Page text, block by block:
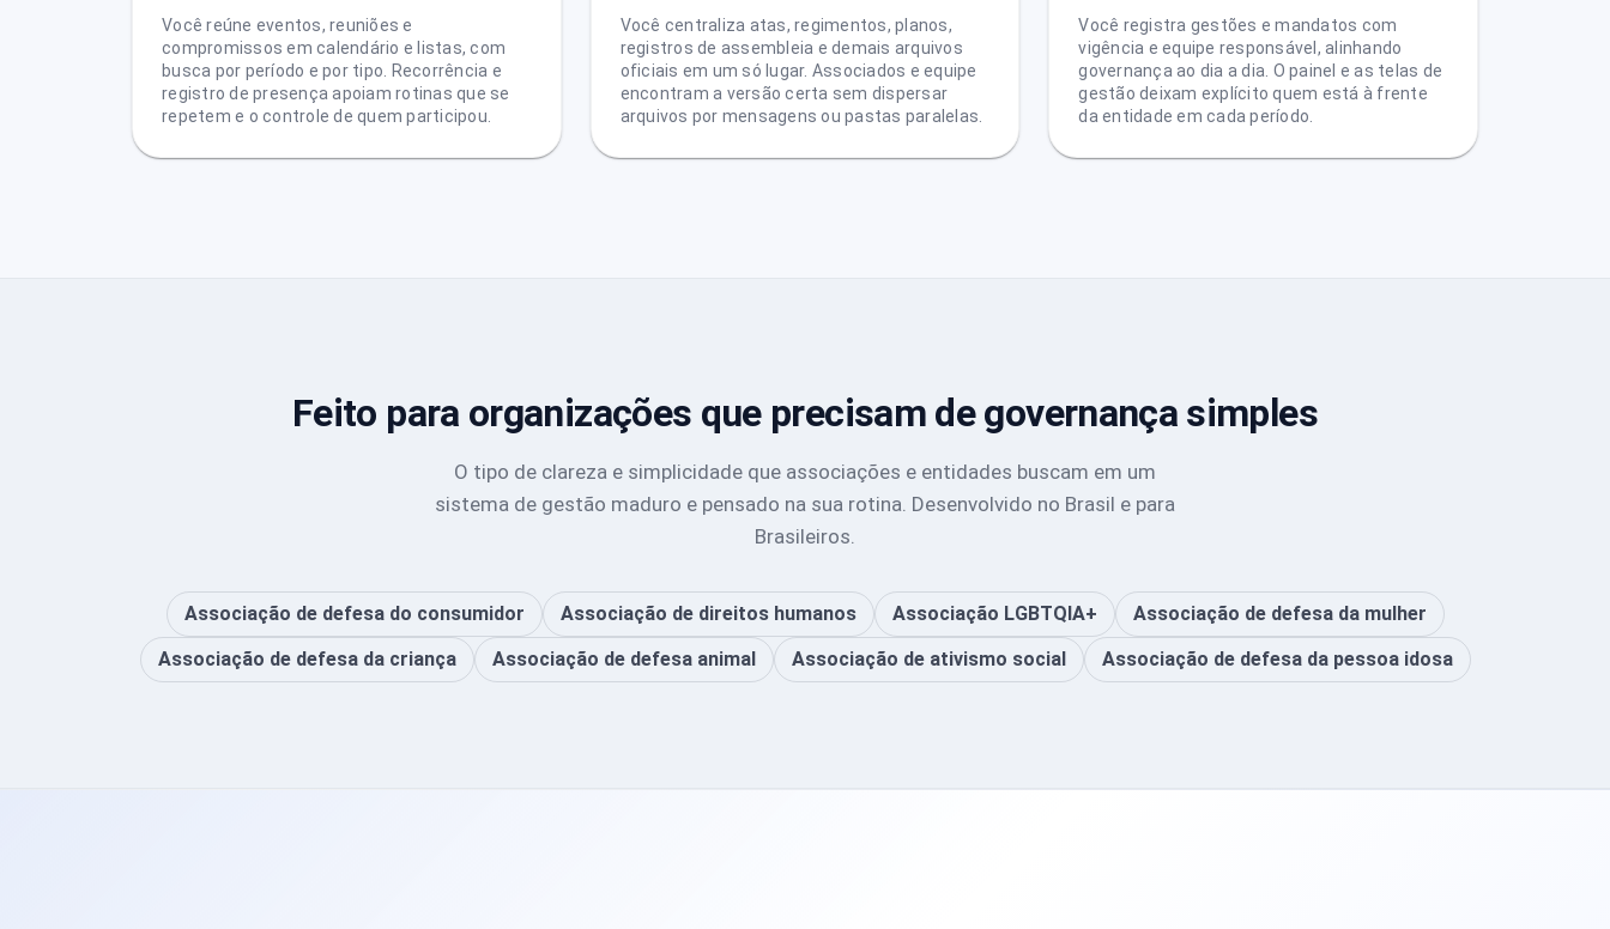
Você reúne eventos, reuniões e
compromissos em calendário e listas, com
busca por período e por tipo. Recorrência e
registro de presença apoiam rotinas que se
repetem e o controle de quem participou.
Você centraliza atas, regimentos, planos,
registros de assembleia e demais arquivos
oficiais em um só lugar. Associados e equipe
encontram a versão certa sem dispersar
arquivos por mensagens ou pastas paralelas.
Você registra gestões e mandatos com
vigência e equipe responsável, alinhando
governança ao dia a dia. O painel e as telas de
gestão deixam explícito quem está à frente
da entidade em cada período.
Feito para organizações que precisam de governança simples
O tipo de clareza e simplicidade que associações e entidades buscam em um
sistema de gestão maduro e pensado na sua rotina. Desenvolvido no Brasil e para
Brasileiros.
Associação de defesa do consumidor Associação de direitos humanos Associação LGBTQIA+
Associação de defesa da mulher
Associação de defesa da criança
Associação de defesa animal Associação de ativismo social Associação de defesa da pessoa idosa